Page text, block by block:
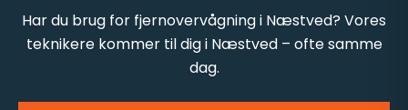
Har du brug for fjernovervågning i Næstved? Vores
teknikere kommer til dig i Næstved – ofte samme
dag.